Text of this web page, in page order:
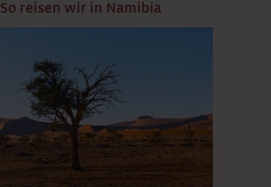
So reisen wir in Namibia